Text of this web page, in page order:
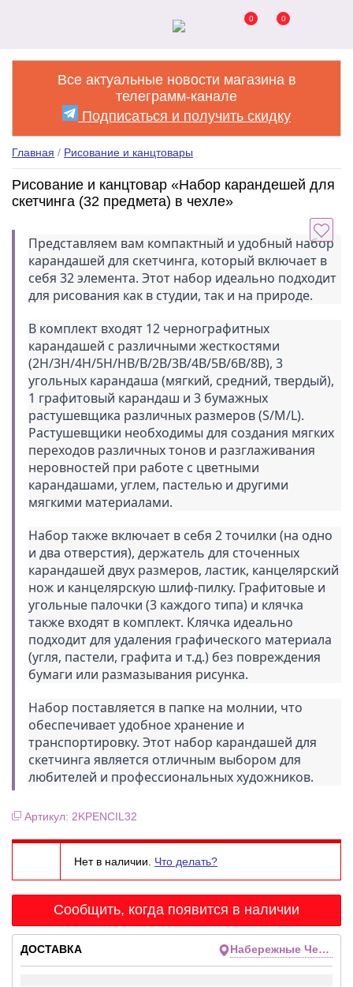
0 0
Все актуальные новости магазина в
телеграмм-канале
Подписаться и получить скидку
Главная / Рисование и канцтовары
Рисование и канцтовар «Набор карандешей для
скетчинга (32 предмета) в чехле»
Представляем вам компактный и удобный набор
карандашей для скетчинга, который включает в
себя 32 элемента. Этот набор идеально подходит
для рисования как в студии, так и на природе.
В комплект входят 12 чернографитных
карандашей с различными жесткостями
(2H/3H/4H/5H/HB/B/2B/3B/4B/5B/6B/8B), 3
угольных карандаша (мягкий, средний, твердый),
1 графитовый карандаш и 3 бумажных
растушевщика различных размеров (S/M/L).
Растушевщики необходимы для создания мягких
переходов различных тонов и разглаживания
неровностей при работе с цветными
карандашами, углем, пастелью и другими
мягкими материалами.
Набор также включает в себя 2 точилки (на одно
и два отверстия), держатель для сточенных
карандашей двух размеров, ластик, канцелярский
нож и канцелярскую шлиф-пилку. Графитовые и
угольные палочки (3 каждого типа) и клячка
также входят в комплект. Клячка идеально
подходит для удаления графического материала
(угля, пастели, графита и т.д.) без повреждения
бумаги или размазывания рисунка.
Набор поставляется в папке на молнии, что
обеспечивает удобное хранение и
транспортировку. Этот набор карандашей для
скетчинга является отличным выбором для
любителей и профессиональных художников.
Артикул: 2KPENCIL32
Нет в наличии. Что делать?
Сообщить, когда появится в наличии
ДОСТАВКА Набережные Челны